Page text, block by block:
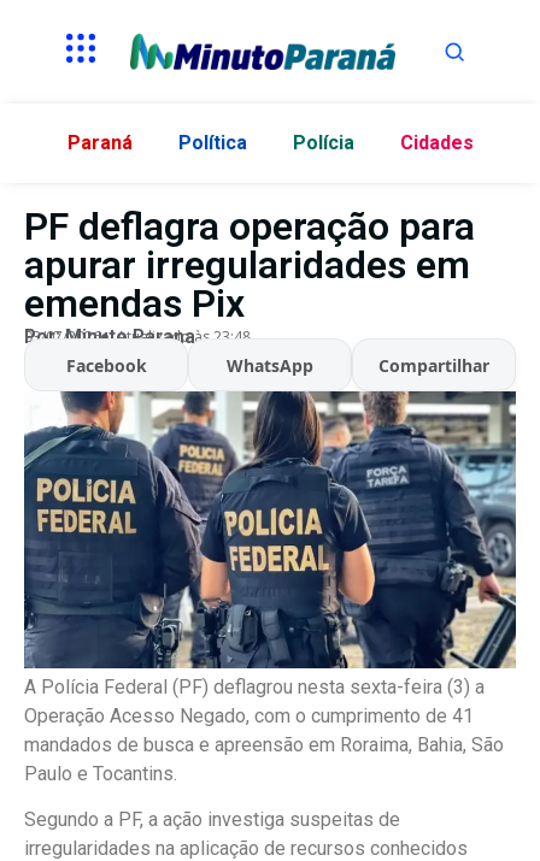
Paraná Política Polícia Cidades
PF deflagra operação para
apurar irregularidades em
emendas Pix
Por:Minuto Parana
03/07/2026 Atualizado às 23:48
Facebook WhatsApp Compartilhar
A Polícia Federal (PF) deflagrou nesta sexta-feira (3) a
Operação Acesso Negado, com o cumprimento de 41
mandados de busca e apreensão em Roraima, Bahia, São
Paulo e Tocantins.
Segundo a PF, a ação investiga suspeitas de
irregularidades na aplicação de recursos conhecidos